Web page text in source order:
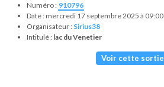
Numéro : 910796
Date : mercredi 17 septembre 2025 à 09:00
Organisateur : Sirius38
Intitulé : lac du Venetier
Voir cette sortie